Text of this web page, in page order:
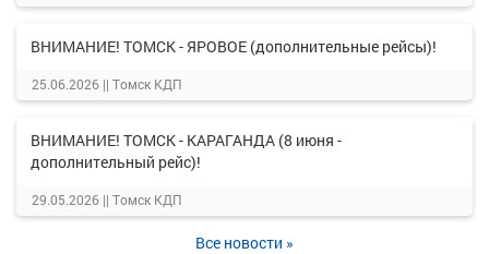
ВНИМАНИЕ! ТОМСК - ЯРОВОЕ (дополнительные рейсы)!
25.06.2026 || Томск КДП
ВНИМАНИЕ! ТОМСК - КАРАГАНДА (8 июня -
дополнительный рейс)!
29.05.2026 || Томск КДП
Все новости »